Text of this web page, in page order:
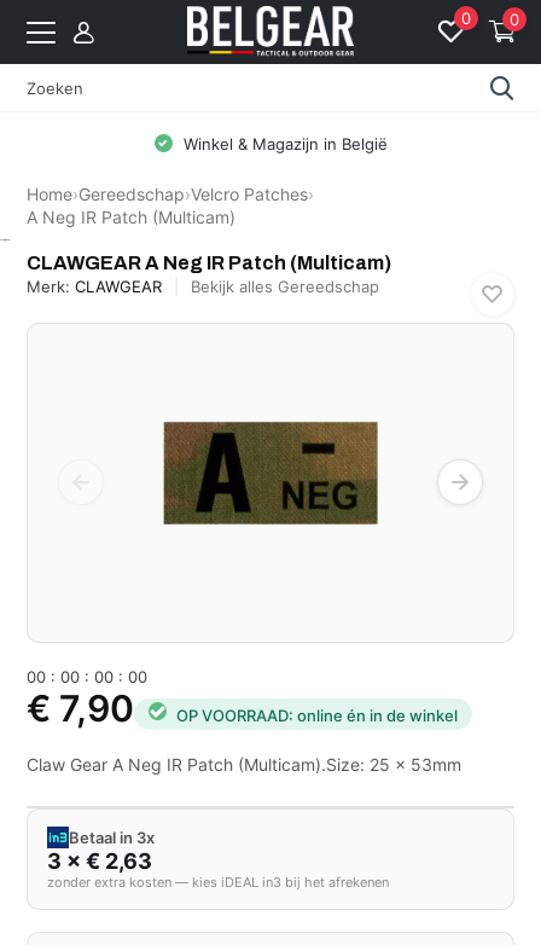
0 0
Winkel & Magazijn in België
Home›Gereedschap›Velcro Patches›
A Neg IR Patch (Multicam)
CLAWGEAR A Neg IR Patch (Multicam)
Merk:CLAWGEAR Bekijk alles Gereedschap
00 :00 :00 :00
€ 7,90 OP VOORRAAD: online én in de winkel
Claw Gear A Neg IR Patch (Multicam).Size: 25 x 53mm
Betaal in 3x
3 × € 2,63
zonder extra kosten — kies iDEAL in3 bij het afrekenen